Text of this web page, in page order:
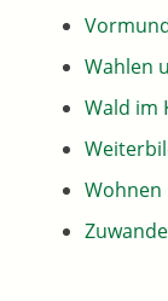
Wahlen
Wald im
Wohnen